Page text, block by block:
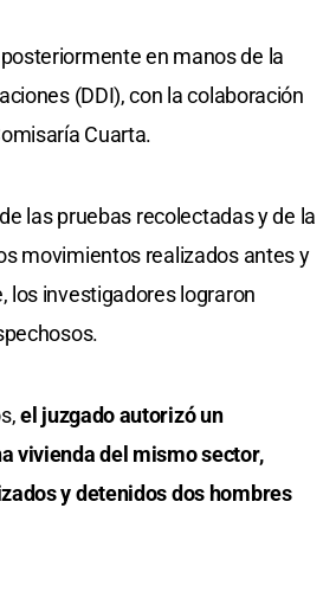
en manos de la
(DDI), con la colaboración
Cuarta.
las pruebas recolectadas y de la
movimientos realizados antes y
los investigadores lograron
el juzgado autorizó un
vivienda del mismo sector,
y detenidos dos hombres